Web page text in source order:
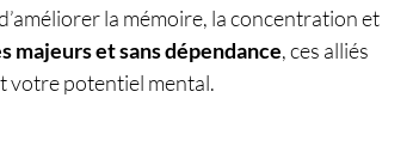
la mémoire, la concentration et
majeurs et sans dépendance, ces alliés
votre potentiel mental.